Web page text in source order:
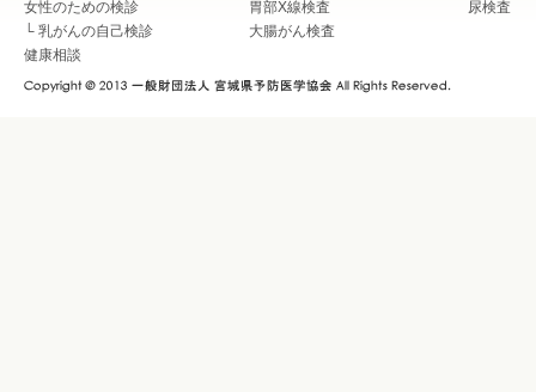
女性のための検診
└ 乳がんの自己検診
健康相談
胃部X線検査
尿検査
大腸がん検査